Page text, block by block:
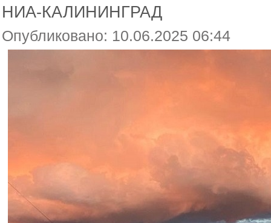
НИА-КАЛИНИНГРАД
Опубликовано: 10.06.2025 06:44